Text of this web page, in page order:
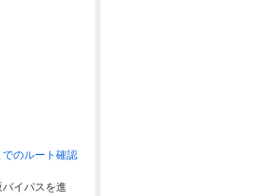
のルート確認
イパスを進